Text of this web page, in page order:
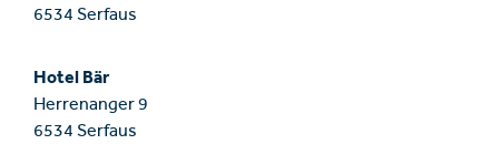
6534 Serfaus
Hotel Bär
Herrenanger 9
6534 Serfaus